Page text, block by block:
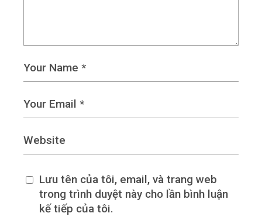
Lưu tên của tôi, email, và trang web
trong trình duyệt này cho lần bình luận
kế tiếp của tôi.